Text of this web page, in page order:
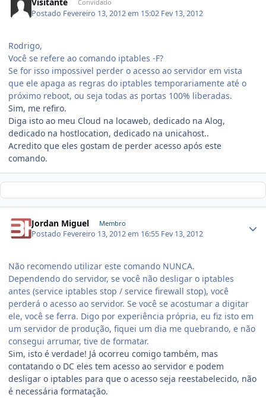
Visitante Convidado
Postado Fevereiro 13, 2012 em 15:02 Fev 13, 2012
Rodrigo,
Você se refere ao comando iptables -F?
Se for isso impossivel perder o acesso ao servidor em vista
que ele apaga as regras do iptables temporariamente até o
próximo reboot, ou seja todas as portas 100% liberadas.
Sim, me refiro.
Diga isto ao meu Cloud na locaweb, dedicado na Alog,
dedicado na hostlocation, dedicado na unicahost..
Acredito que eles gostam de perder acesso após este
comando.
Jordan Miguel Membro
Postado Fevereiro 13, 2012 em 16:55 Fev 13, 2012
Não recomendo utilizar este comando NUNCA.
Dependendo do servidor, se você não desligar o iptables
antes (service iptables stop / service firewall stop), você
perderá o acesso ao servidor. Se você se acostumar a digitar
ele, você se ferra. Digo por experiência própria, eu fiz isto em
um servidor de produção, fiquei um dia me quebrando, e não
consegui arrumar, tive de formatar.
Sim, isto é verdade! Já ocorreu comigo também, mas
contatando o DC eles tem acesso ao servidor e podem
desligar o iptables para que o acesso seja reestabelecido, não
é necessária formatação.